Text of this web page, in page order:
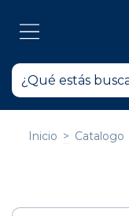
Inicio > Catalogo